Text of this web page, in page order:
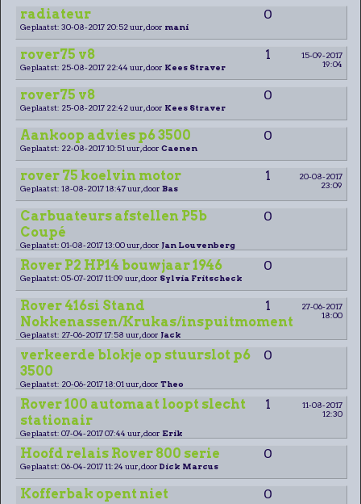
radiateur 0
Geplaatst: 30-08-2017 20:52 uur, door mani
rover75 v8 1
15-09-2017
19:04
Geplaatst: 25-08-2017 22:44 uur, door Kees Straver
rover75 v8 0
Geplaatst: 25-08-2017 22:42 uur, door Kees Straver
Aankoop advies p6 3500 0
Geplaatst: 22-08-2017 10:51 uur, door Caenen
rover 75 koelvin motor 1
20-08-2017
23:09
Geplaatst: 18-08-2017 18:47 uur, door Bas
Carbuateurs afstellen P5b
Coupé
0
Geplaatst: 01-08-2017 13:00 uur, door Jan Louvenberg
Rover P2 HP14 bouwjaar 1946 0
Geplaatst: 05-07-2017 11:09 uur, door Sylvia Fritscheck
Rover 416si Stand
Nokkenassen/Krukas/inspuitmoment
1
27-06-2017
18:00
Geplaatst: 27-06-2017 17:58 uur, door Jack
verkeerde blokje op stuurslot p6
3500
0
Geplaatst: 20-06-2017 18:01 uur, door Theo
Rover 100 automaat loopt slecht
stationair
1
11-08-2017
12:30
Geplaatst: 07-04-2017 07:44 uur, door Erik
Hoofd relais Rover 800 serie 0
Geplaatst: 06-04-2017 11:24 uur, door Dick Marcus
Kofferbak opent niet 0